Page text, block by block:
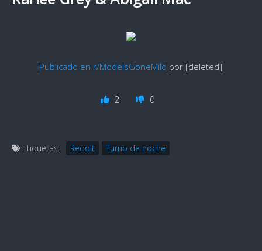
Publicado en r/ModelsGoneMild por [deleted]
2 0
Etiquetas: Reddit Turno de noche